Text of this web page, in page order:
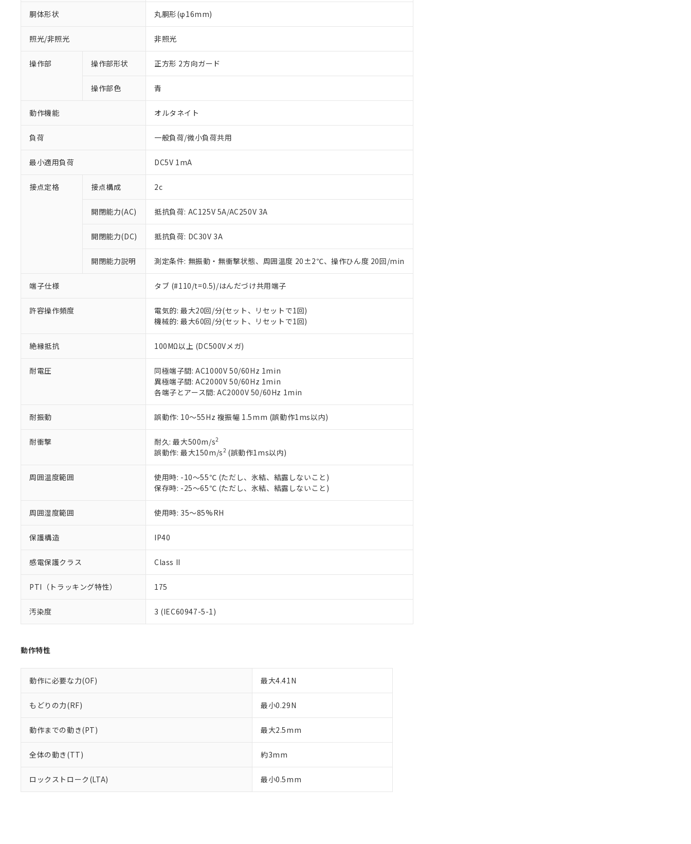
胴体形状 丸胴形(φ16mm)
照光/非照光 非照光
操作部 操作部形状 正方形 2方向ガード
操作部色 青
動作機能 オルタネイト
負荷 一般負荷/微小負荷共用
最小適用負荷 DC5V 1mA
接点定格 接点構成 2c
開閉能力(AC) 抵抗負荷: AC125V 5A/AC250V 3A
開閉能力(DC) 抵抗負荷: DC30V 3A
開閉能力説明 測定条件: 無振動・無衝撃状態、周囲温度 20±2℃、操作ひん度 20回/min
端子仕様 タブ (#110/t=0.5)/はんだづけ共用端子
許容操作頻度
電気的: 最大20回/分(セット、リセットで1回)
機械的: 最大60回/分(セット、リセットで1回)
絶縁抵抗 100MΩ以上 (DC500Vメガ)
耐電圧
同極端子間: AC1000V 50/60Hz 1min
異極端子間: AC2000V 50/60Hz 1min
各端子とアース間: AC2000V 50/60Hz 1min
耐振動 誤動作: 10～55Hz 複振幅 1.5mm (誤動作1ms以内)
耐衝撃 耐久: 最大500m/s2
誤動作: 最大150m/s2(誤動作1ms以内)
周囲温度範囲
使用時: -10～55℃ (ただし、氷結、結露しないこと)
保存時: -25～65℃ (ただし、氷結、結露しないこと)
周囲湿度範囲 使用時: 35～85%RH
保護構造 IP40
感電保護クラス Class II
PTI（トラッキング特性） 175
汚染度 3 (IEC60947-5-1)
動作特性
動作に必要な力(OF) 最大4.41N
もどりの力(RF) 最小0.29N
動作までの動き(PT) 最大2.5mm
全体の動き(TT) 約3mm
ロックストローク(LTA) 最小0.5mm
ご利用条件
以下の条件をお読みいただき、同意のうえご利用ください。
本サービスは、当社制御機器事業取扱商品の当社在庫状況および標準価格(税抜)を提供させていただ
くものです。
当社制御機器事業取扱商品の中には、本サービスの対象外となる商品もあることをご了承ください。
在庫状況および標準価格照会結果は、記載している更新日時点での社内データに基づき作成されるも
い。
正式な納期状況および標準価格はお客様のお取引先、またはお客様担当のオムロン制御機器販売店・
当社販売員にご相談ください。
オムロン制御機器販売店や当社販売拠点は「
在庫状況および標準価格結果を当社の事前の承諾なく第三者に漏洩または開示しないようお願いしま
す。
マイパーツ機能（部品リスト作成サービス）をご利用いただくには、I-Webメンバーズにご登録され
ている必要があります。
が、当社の製品・サービスに関するお客様との取引・商談に必要な範囲で利用することをご了承くだ
さい。
いる法人を指します。
※1 対応状況
対応予定：EU RoHS指令（10物質）の非含有に対応した製品に切り替える予定のある商品です。
対応予定なし：EU RoHS指令（10物質）の非含有に非対応の商品で、対応品を出す予定はありません。
調査・確認中：EU RoHS指令（10物質）の非含有の対応状況を調査中または確認中の商品です。
非該当品：ライセンス料など無形物で、有害物質有無と関係のない商品です。
仕入先様の事情により、非含有部品としていたものが、含有品と判明した場合などやむを得ず変更すること
があります。
*EU RoHS指令（10物質）：
鉛(Pb) 1000ppm以下、 水銀(Hg) 1000ppm以下、 カドミウム(Cd) 100ppm以下、
六価クロム(Cr(Ⅵ)) 1000ppm以下、ポリ臭化ビフェニル類(PBB) 1000ppm以下、ポリ臭化ジフェニルエーテル類(PBDE) 1000ppm以下、
フタル酸ビス(2-エチルヘキシル) (DEHP)(別名：DOP) 1000ppm以下、フタル酸ブチルベンジル（BBP） 1000ppm以下、フタル酸ジブチ
ル（DBP） 1000ppm以下、フタル酸ジイソブチル (DIBP) 1000ppm以下
但し、RoHS指令で産業用監視および制御機器に対する適用除外項目は除く。
フタル酸エステル類の４物質については閾値を超える意図的な使用がないことを確認しています。
※2 対応予定月
部品在庫の切り替え状況などにより、予定月が前後することがあります。
※3 非含有証明書ダウンロード
EU RoHS指令（10物質）の非含有証明書
51物質の非含有証明書（当社基準）
※本証明書は発行日時点で非含有を証明するもので、過去に遡って非含有を証明するものではありません。
また、RoHS指令のフタル酸エステル類４物質の対応では、対応完了までの期間は出荷製品に未対応品が
り割愛しております。
「○」：最大均質材料含有率が中国RoHSの基準値以下であることを示します。
「×」：最大均質材料含有率が中国RoHSの基準値を超えていることを示します。
「－」：未確認です。当社販売部門へお問い合わせください。
*中国RoHS10物質の基準値 (GB/T26572)：
DBP(フタル酸ジブチル) : 1000ppm、 DIBP(フタル酸ジイソブチル) : 1000ppm、 BBP(フタル酸ブチルベンジル) : 1000ppm、
※2 環境保護使用期限
「ｅ」：有害物質（10物質）のすべてが基準値以下であることを示します。
「10」：通常の使用状況下において有害物質が外部に漏えいし、環境に深刻な影響を及ぼさない年数を意
味します。
「－」：未確認です。当社販売部門へお問い合わせください。
当社は、これら貴社製品のうち、外国為替および外国貿易法に定める商品（以下｢規制貨物等」とい
う）を輸出または国外への提供する場合は、日本国政府の輸出許可(または役務取引許可)を取得する
などの必要な手続きをとります。
当社は規制貨物を破棄する場合は、完全に破砕するなど、違法に輸出されないよう必要な手段を講じ
当社は貴社製品を、核兵器、ミサイル、化学兵器、生物兵器またはその他武器並びにこれらの製造装
置等に一切使用いたしません。
当社は、貴社製品を第三者に販売する場合は、上記1、2および3の内容を当該第三者に通知します。
また当社は、販売先および販売に係わる関係者が違法に輸出するおそれがある場合は、取り引きをい
たしません。
記
号
説明
○ 一定数以上の在庫あり
△ 一定数には満たないが在庫あり
－
在庫なし(最新の在庫状況については、お客様のお取引先、またはお客様担当のオムロン制御
機器販売店・当社販売員にご確認ください)
空
白
受注生産機種、また在庫状況の情報を公開していない機種